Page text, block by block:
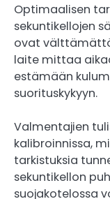
Optimaalisen
sekuntikellojen
ovat
laite mittaa
estämään
suorituskykyyn.
Valmentajien
kalibroinnissa,
tarkistuksia
sekuntikellon
suojakotelossa